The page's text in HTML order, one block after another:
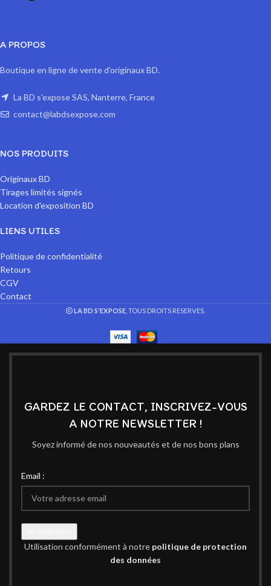
A PROPOS
Boutique en ligne de vente d'originaux BD.
La BD s'expose SAS, Nanterre, France
contact@labdsexpose.com
NOS PRODUITS
Originaux BD
Tirages limités signés
Location d'exposition BD
LIENS UTILES
Politique de confidentialité
Retours
CGV
Contact
LA BD S'EXPOSE , TOUS DROITS RESERVES.
GARDEZ LE CONTACT, INSCRIVEZ-VOUS
A NOTRE NEWSLETTER !
Soyez informé de nos nouveautés et de nos bons plans
Email :
Utilisation conformément à notre politique de protection
des données